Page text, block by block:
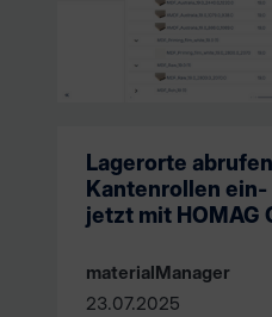
Lagerorte
Kantenrollen ein-
jetzt mit HOMAG
materialManager
23.07.2025